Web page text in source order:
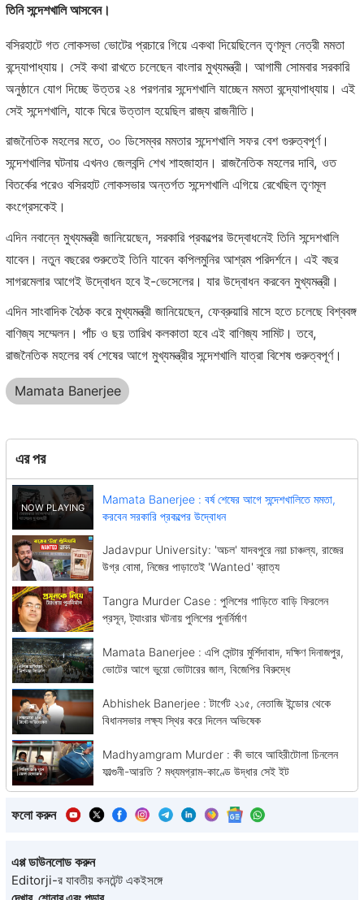
তিনি সন্দেশখালি আসবেন।
বসিরহাটে গত লোকসভা ভোটের প্রচারে গিয়ে একথা দিয়েছিলেন তৃণমূল নেত্রী মমতা
বন্দ্যোপাধ্যায়। সেই কথা রাখতে চলেছেন বাংলার মুখ্যমন্ত্রী। আগামী সোমবার সরকারি
অনুষ্ঠানে যোগ দিচ্ছে উত্তর ২৪ পরগনার সন্দেশখালি যাচ্ছেন মমতা বন্দ্যোপাধ্যায়। এই
সেই সন্দেশখালি, যাকে ঘিরে উত্তাল হয়েছিল রাজ্য রাজনীতি।
রাজনৈতিক মহলের মতে, ৩০ ডিসেম্বর মমতার সন্দেশখালি সফর বেশ গুরুত্বপূর্ণ।
সন্দেশখালির ঘটনায় এখনও জেলবন্দি শেখ শাহজাহান। রাজনৈতিক মহলের দাবি, ওত
বিতর্কের পরেও বসিরহাট লোকসভার অন্তর্গত সন্দেশখালি এগিয়ে রেখেছিল তৃণমূল
কংগ্রেসকেই।
এদিন নবান্নে মুখ্যমন্ত্রী জানিয়েছেন, সরকারি প্রকল্পের উদ্বোধনেই তিনি সন্দেশখালি
যাবেন। নতুন বছরের শুরুতেই তিনি যাবেন কপিলমুনির আশ্রম পরিদর্শনে। এই বছর
সাগরমেলার আগেই উদ্বোধন হবে ই-ভেসেলের। যার উদ্বোধন করবেন মুখ্যমন্ত্রী।
এদিন সাংবাদিক বৈঠক করে মুখ্যমন্ত্রী জানিয়েছেন, ফেব্রুয়ারি মাসে হতে চলেছে বিশ্ববঙ্গ
বাণিজ্য সম্মেলন। পাঁচ ও ছয় তারিখ কলকাতা হবে এই বাণিজ্য সামিট। তবে,
রাজনৈতিক মহলের বর্ষ শেষের আগে মুখ্যমন্ত্রীর সন্দেশখালি যাত্রা বিশেষ গুরুত্বপূর্ণ।
Mamata Banerjee
এর পর
Mamata Banerjee : বর্ষ শেষের আগে সন্দেশখালিতে মমতা,
করবেন সরকারি প্রকল্পের উদ্বোধন
Jadavpur University: 'অচল' যাদবপুরে নয়া চাঞ্চল্য, রাজের
উগ্র বোমা, নিজের পাড়াতেই 'Wanted' ব্রাত্য
Tangra Murder Case : পুলিশের গাড়িতে বাড়ি ফিরলেন
প্রসূন, ট্যাংরার ঘটনায় পুলিশের পুনর্নির্মাণ
Mamata Banerjee : এপি সেন্টার মুর্শিদাবাদ, দক্ষিণ দিনাজপুর,
ভোটের আগে ভুয়ো ভোটারের জাল, বিজেপির বিরুদ্ধে
Abhishek Banerjee : টার্গেট ২১৫, নেতাজি ইন্ডোর থেকে
বিধানসভার লক্ষ্য স্থির করে দিলেন অভিষেক
Madhyamgram Murder : কী ভাবে আহিরীটোলা চিনলেন
ফাল্গুনী-আরতি ? মধ্যমগ্রাম-কাণ্ডে উদ্ধার সেই ইট
ফলো করুন
এপ্প ডাউনলোড করুন
Editorji-র যাবতীয় কনটেন্ট একইসঙ্গে